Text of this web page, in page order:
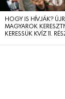
HOGY IS HÍVJÁK?
MAGYAROK
KERESSÜK KVÍZ 11.